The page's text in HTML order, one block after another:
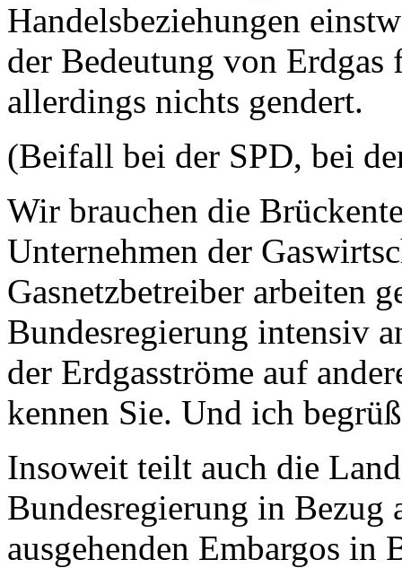
Handelsbeziehungen
der Bedeutung von Erdgas
allerdings nichts gendert.
(Beifall bei der SPD, bei
Wir brauchen die
Unternehmen der
Gasnetzbetreiber arbeiten
Bundesregierung intensiv
der Erdgasströme auf
kennen Sie. Und ich
Insoweit teilt auch die
Bundesregierung in Bezug
ausgehenden Embargos in